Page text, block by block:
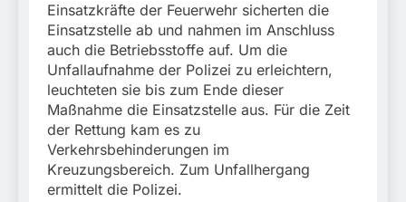
Einsatzkräfte der Feuerwehr sicherten die
Einsatzstelle ab und nahmen im Anschluss
auch die Betriebsstoffe auf. Um die
Unfallaufnahme der Polizei zu erleichtern,
leuchteten sie bis zum Ende dieser
Maßnahme die Einsatzstelle aus. Für die Zeit
der Rettung kam es zu
Verkehrsbehinderungen im
Kreuzungsbereich. Zum Unfallhergang
ermittelt die Polizei.